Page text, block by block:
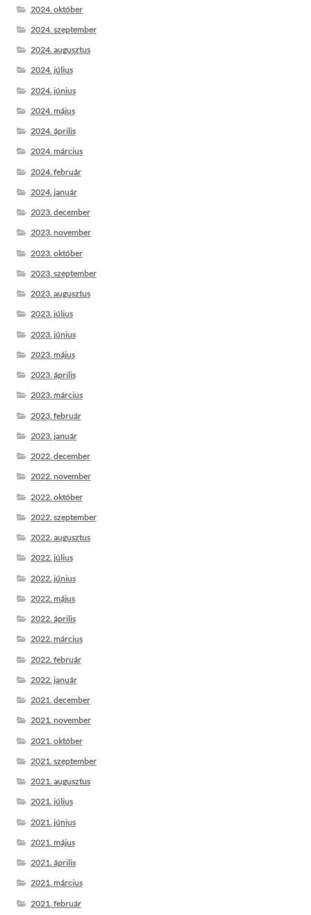
2024. október
2024. szeptember
2024. augusztus
2024. július
2024. június
2024. május
2024. április
2024. március
2024. február
2024. január
2023. december
2023. november
2023. október
2023. szeptember
2023. augusztus
2023. július
2023. június
2023. május
2023. április
2023. március
2023. február
2023. január
2022. december
2022. november
2022. október
2022. szeptember
2022. augusztus
2022. július
2022. június
2022. május
2022. április
2022. március
2022. február
2022. január
2021. december
2021. november
2021. október
2021. szeptember
2021. augusztus
2021. július
2021. június
2021. május
2021. április
2021. március
2021. február